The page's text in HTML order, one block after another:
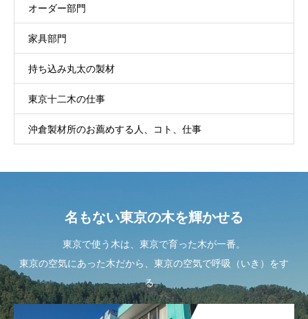
オーダー部門
家具部門
持ち込み丸太の製材
東京十二木の仕事
沖倉製材所のお薦めする人、コト、仕事
名もない東京の木を輝かせる
東京で使う木は、東京で育った木が一番。
東京の空気にあった木だから、東京の空気で呼吸（いき）をす
る。